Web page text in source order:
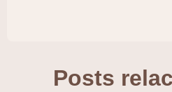
Posts